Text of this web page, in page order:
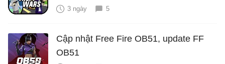
3 ngày 5
Cập nhật Free Fire OB51, update FF
OB51